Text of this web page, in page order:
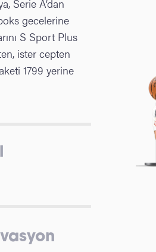
Serie A’dan
gecelerine
S Sport Plus
ister cepten
1799 yerine